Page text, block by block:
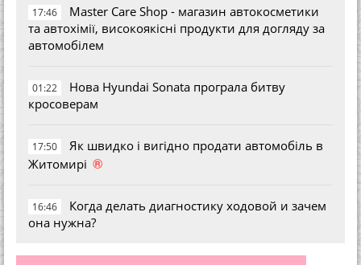
17:46
Master Care Shop - магазин автокосметики
та автохімії, високоякісні продукти для догляду за
автомобілем
01:22
Нова Hyundai Sonata програла битву
кросоверам
17:50
Як швидко і вигідно продати автомобіль в
Житомирі ®
16:46
Когда делать диагностику ходовой и зачем
она нужна?